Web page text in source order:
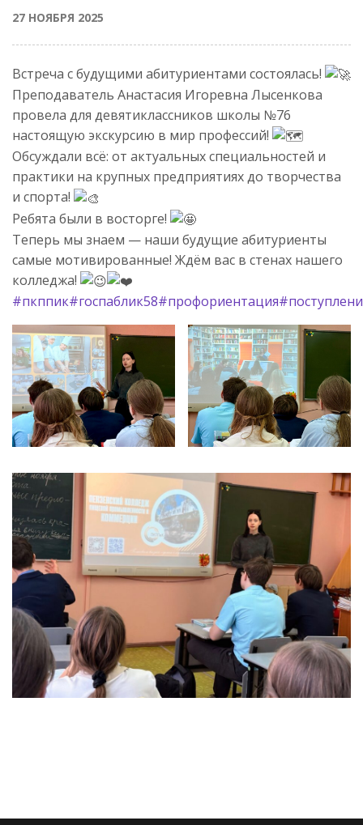
27 НОЯБРЯ 2025
Встреча с будущими абитуриентами состоялась!
Преподаватель Анастасия Игоревна Лысенкова
провела для девятиклассников школы №76
настоящую экскурсию в мир профессий!
Обсуждали всё: от актуальных специальностей и
практики на крупных предприятиях до творчества
и спорта!
Ребята были в восторге!
Теперь мы знаем — наши будущие абитуриенты
самые мотивированные! Ждём вас в стенах нашего
колледжа!
#пкппик#госпаблик58#профориентация